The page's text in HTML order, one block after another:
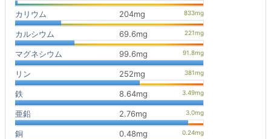
カリウム 204mg
カルシウム 69.6mg
マグネシウム 99.6mg
リン 252mg
鉄 8.64mg
亜鉛 2.76mg
銅 0.48mg